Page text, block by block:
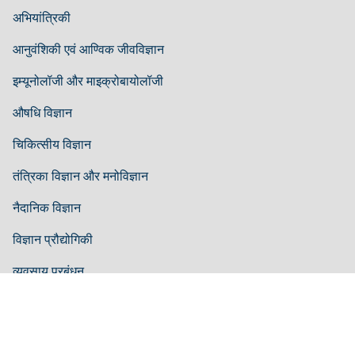
अभियांत्रिकी
आनुवंशिकी एवं आण्विक जीवविज्ञान
इम्यूनोलॉजी और माइक्रोबायोलॉजी
औषधि विज्ञान
चिकित्सीय विज्ञान
तंत्रिका विज्ञान और मनोविज्ञान
नैदानिक ​​विज्ञान
विज्ञान प्रौद्योगिकी
व्यवसाय प्रबंधन